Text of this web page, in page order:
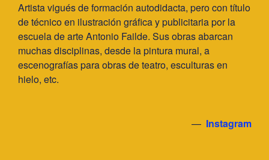
Artista vigués de formación autodidacta, pero con título
de técnico en ilustración gráfica y publicitaria por la
escuela de arte Antonio Failde. Sus obras abarcan
muchas disciplinas, desde la pintura mural, a
escenografías para obras de teatro, esculturas en
hielo, etc.
— Instagram